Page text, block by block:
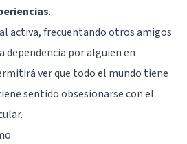
.
activa, frecuentando otros amigos
dependencia por alguien en
ver que todo el mundo tiene
sentido obsesionarse con el